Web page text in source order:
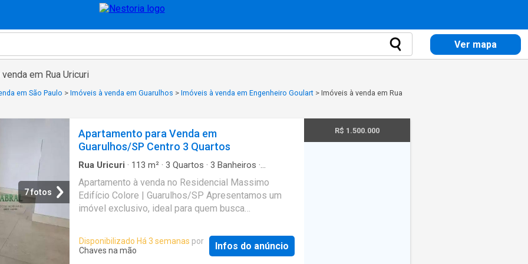
Ver mapa
em Rua Uricuri
em São Paulo > Imóveis à venda em Guarulhos > Imóveis à venda em Engenheiro Goulart > Imóveis à venda em Rua
7 fotos
Apartamento para Venda em
Guarulhos/SP Centro 3 Quartos
Rua Uricuri · 113 m² · 3 Quartos · 3 Banheiros ·
Apartamento à venda no Residencial Massimo
Edifício Colore | Guarulhos/SP Apresentamos um
imóvel exclusivo, ideal para quem busca
em uma das melhores localizações da cidade.
Localizado na Rua Dr. Miguel Vieira Ferreira, nº 119,
este belíssimo apartamento está situado no 18º
Disponibilizado Há 3 semanas por
Chaves na mão
Infos do anúncio
R$ 1.500.000